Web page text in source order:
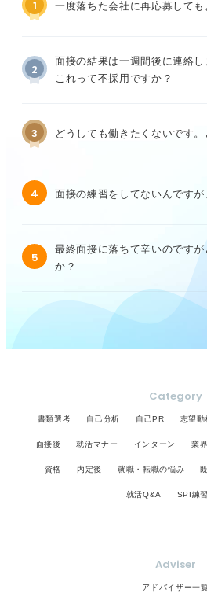
1 一度落ちた会社に再応募しても
2
面接の結果は一週間後に連絡し
これって不採用ですか？
3 どうしても働きたくないです
4 面接の練習をしてないんですが
5
最終面接に落ちて辛いのです
か？
Category
書類選考 自己分析 自己PR 志望動
面接後 就活マナー インターン 業
資格 内定後 就職・転職の悩み
就活Q&A SPI練
Adviser
アドバイザー一